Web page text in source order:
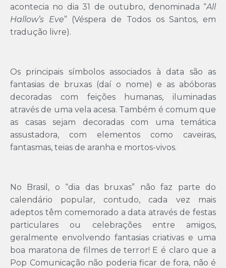
acontecia no dia 31 de outubro, denominada “All
Hallow’s Eve” (Véspera de Todos os Santos, em
tradução livre).
Os principais símbolos associados à data são as
fantasias de bruxas (daí o nome) e as abóboras
decoradas com feições humanas, iluminadas
através de uma vela acesa. Também é comum que
as casas sejam decoradas com uma temática
assustadora, com elementos como caveiras,
fantasmas, teias de aranha e mortos-vivos.
No Brasil, o “dia das bruxas” não faz parte do
calendário popular, contudo, cada vez mais
adeptos têm comemorado a data através de festas
particulares ou celebrações entre amigos,
geralmente envolvendo fantasias criativas e uma
boa maratona de filmes de terror! E é claro que a
Pop Comunicação não poderia ficar de fora, não é